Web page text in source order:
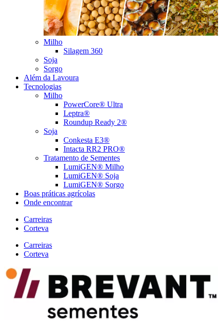
Milho
Silagem 360
Soja
Sorgo
Além da Lavoura
Tecnologias
Milho
PowerCore® Ultra
Leptra®
Roundup Ready 2®
Soja
Conkesta E3®
Intacta RR2 PRO®
Tratamento de Sementes
LumiGEN® Milho
LumiGEN® Soja
LumiGEN® Sorgo
Boas práticas agrícolas
Onde encontrar
Carreiras
Corteva
Carreiras
Corteva